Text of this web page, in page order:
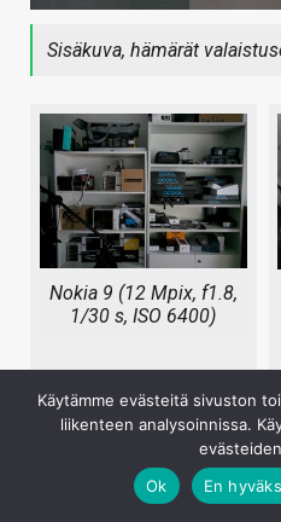
Sisäkuva, hämärät
Nokia 9 (12 Mpix, f1.8,
1/30 s, ISO 6400)
Käytämme evästeitä sivuston
liikenteen analysoinnissa.
Ok
En